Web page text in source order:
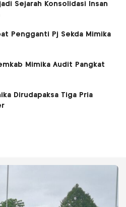
Sejarah Konsolidasi Insan
Pengganti Pj Sekda Mimika
Mimika Audit Pangkat
Dirudapaksa Tiga Pria